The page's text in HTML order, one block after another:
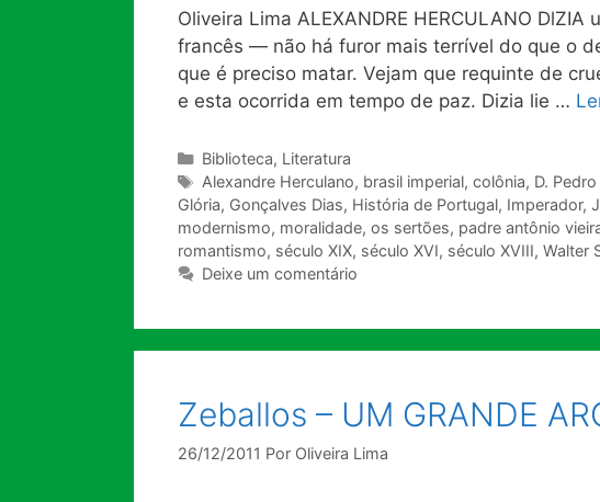
Oliveira Lima ALEXANDRE HERCULANO
francês — não há furor mais terrível do que o
que é preciso matar. Vejam que requinte de
e esta ocorrida em tempo de paz. Dizia lie …
Categorias
Biblioteca, Literatura
Tags
Alexandre Herculano, brasil imperial, colônia, D. Pedro
Glória, Gonçalves Dias, História de Portugal, Imperador,
modernismo, moralidade, os sertões, padre antônio
romantismo, século XIX, século XVI, século XVIII, Walter
Deixe um comentário
Zeballos – UM GRANDE
26/12/2011 Por Oliveira Lima